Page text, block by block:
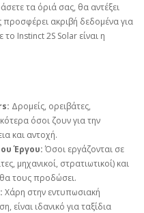
τα όριά σας, θα αντέξει
προσφέρει ακριβή δεδομένα για
Instinct 2S Solar είναι η
Δρομείς, ορειβάτες,
όσοι ζουν για την
και αντοχή.
Έργου:Όσοι εργάζονται σε
μηχανικοί, στρατιωτικοί) και
τους προδώσει.
Χάρη στην εντυπωσιακή
είναι ιδανικό για ταξίδια